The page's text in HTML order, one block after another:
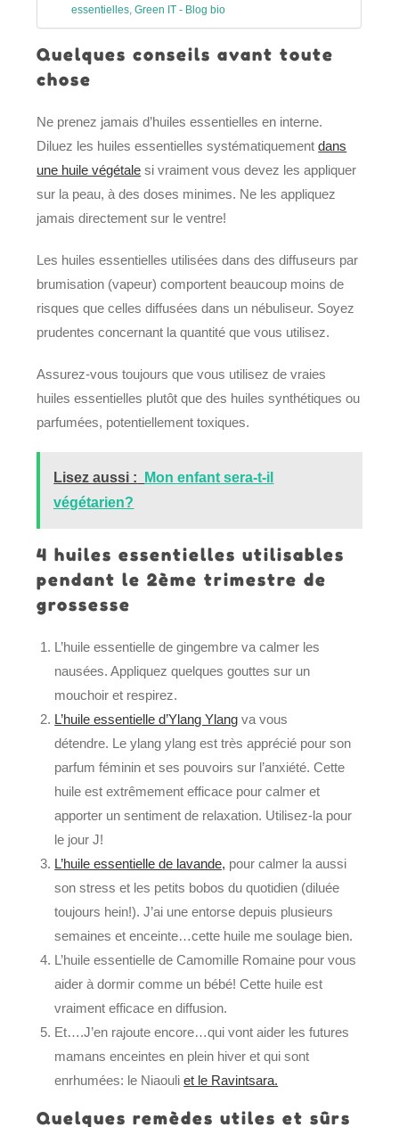
essentielles, Green IT - Blog bio
Quelques conseils avant toute
chose
Ne prenez jamais d’huiles essentielles en interne.
Diluez les huiles essentielles systématiquementdans
une huile végétale si vraiment vous devez les appliquer
sur la peau, à des doses minimes. Ne les appliquez
jamais directement sur le ventre!
Les huiles essentielles utilisées dans des diffuseurs par
brumisation (vapeur) comportent beaucoup moins de
risques que celles diffusées dans un nébuliseur. Soyez
prudentes concernant la quantité que vous utilisez.
Assurez-vous toujours que vous utilisez de vraies
huiles essentielles plutôt que des huiles synthétiques ou
parfumées, potentiellement toxiques.
Lisez aussi :
Mon enfant sera-t-il
végétarien?
4 huiles essentielles utilisables
pendant le 2ème trimestre de
grossesse
L’huile essentielle de gingembre va calmer les
nausées. Appliquez quelques gouttes sur un
mouchoir et respirez.
L’huile essentielle d’Ylang Ylang va vous
détendre. Le ylang ylang est très apprécié pour son
parfum féminin et ses pouvoirs sur l’anxiété. Cette
huile est extrêmement efficace pour calmer et
apporter un sentiment de relaxation. Utilisez-la pour
le jour J!
L’huile essentielle de lavande, pour calmer la aussi
son stress et les petits bobos du quotidien (diluée
toujours hein!). J’ai une entorse depuis plusieurs
semaines et enceinte…cette huile me soulage bien.
L’huile essentielle de Camomille Romaine pour vous
aider à dormir comme un bébé! Cette huile est
vraiment efficace en diffusion.
Et….J’en rajoute encore…qui vont aider les futures
mamans enceintes en plein hiver et qui sont
enrhumées: le Niaouliet le Ravintsara.
Quelques remèdes utiles et sûrs